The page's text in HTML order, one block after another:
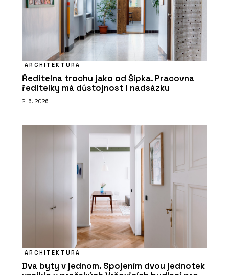
ARCHITEKTURA
Ředitelna trochu jako od Šípka. Pracovna
ředitelky má důstojnost i nadsázku
2. 6. 2026
ARCHITEKTURA
Dva byty v jednom. Spojením dvou jednotek